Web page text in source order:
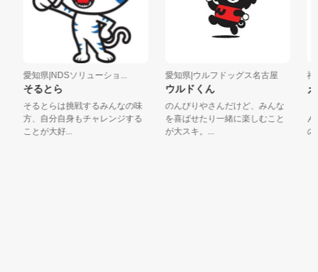
愛知県|NDSソリューショ...
そるとら
そるとらは挑戦するみんなの味
方、自分自身もチャレンジする
ことが大好...
愛知県|ウルフドッグス名古屋
ウルドくん
のんびりやさんだけど、みんな
を喜ばせたり一緒に楽しむこと
が大スキ。...
福
え
ん
の